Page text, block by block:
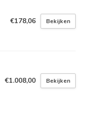
€178,06 Bekijken
€1.008,00 Bekijken